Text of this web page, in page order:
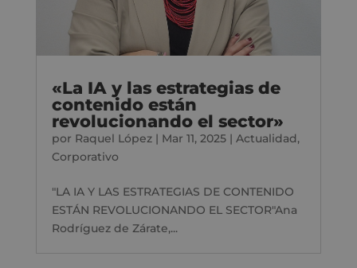
«La IA y las estrategias de
contenido están
revolucionando el sector»
por Raquel López| Mar 11, 2025| Actualidad,
Corporativo
"LA IA Y LAS ESTRATEGIAS DE CONTENIDO
ESTÁN REVOLUCIONANDO EL SECTOR"Ana
Rodríguez de Zárate,...